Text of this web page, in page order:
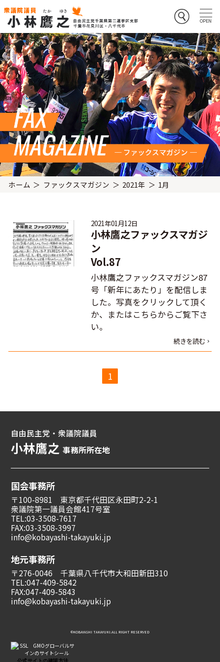
ホーム ファックスマガジン 2021年 1月
2021年01月12日
小林鷹之ファックスマガジ
ン
Vol.87
小林鷹之ファックスマガジン87
号「新年にあたり」を配信しま
した。写真をクリックして頂く
か、またはこちらからご覧下さ
い。
続きを読む
1
自由民主党・衆議院議員
小林鷹之事務所所在地
国会事務所
〒100-8981 東京都千代田区永田町2-2-1
衆議院第一議員会館417号室
TEL:03-3508-7617
FAX:03-3508-3997
info@kobayashi-takayuki.jp
地元事務所
〒276-0046 千葉県八千代市大和田新田310
TEL:047-409-5842
FAX:047-409-5843
info@kobayashi-takayuki.jp
©︎KOBAYASHI TAKAYUKI.ALL RIGHT RESERVED
公式サイトの確認方法